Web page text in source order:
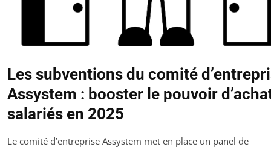
Les subventions du comité
Assystem : booster le pouvoir
salariés en 2025
Le comité d’entreprise Assystem met en place un panel de